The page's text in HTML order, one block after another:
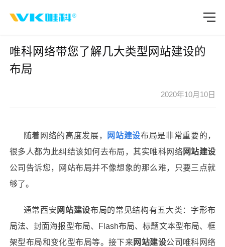
唯科网络带您了解几大类型网站建设的
布局
2020年10月10日
随着网络的高度发展， 网站建设布局是非常重要的，
很多人都为此纠结该如何去布局，其实唯科网络网站建设
公司告诉您，网站布局并不像想象的那么难，只要三点就
够了。
通常西安 网站建设布局的常见结构有五大类：字形布
局法、封面海报型布局、Flash布局、标题文本型布局、框
架型布局和变化型布局等。接下来网站建设公司 唯科网络